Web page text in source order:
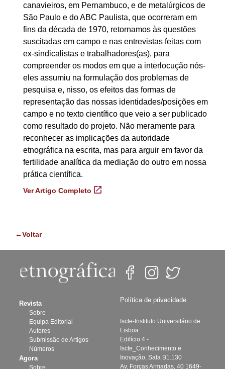
canavieiros, em Pernambuco, e de metalúrgicos de
São Paulo e do ABC Paulista, que ocorreram em
fins da década de 1970, retornamos às questões
suscitadas em campo e nas entrevistas feitas com
ex-sindicalistas e trabalhadores(as), para
compreender os modos em que a interlocução nós-
eles assumiu na formulação dos problemas de
pesquisa e, nisso, os efeitos das formas de
representação das nossas identidades/posições em
campo e no texto científico que veio a ser publicado
como resultado do projeto. Não meramente para
reconhecer as implicações da autoridade
etnográfica na escrita, mas para arguir em favor da
fertilidade analítica da mediação do outro em nossa
prática científica.
Ver Artigo Completo
←Voltar
Revista
Sobre
Equipa Editorial
Autores
Submissão de Artigos
Números
Agora
Política de privacidade
Iscte-Instituto Universitário de
Lisboa
Edifício 4 -
Iscte_Conhecimento e
Inovação, Sala B1.130
Av. Forças Armadas, 40 1649-